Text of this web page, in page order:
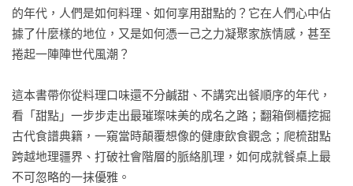
的年代，人們是如何料理、如何享用甜點的？它在人們心中佔
據了什麼樣的地位，又是如何憑一己之力凝聚家族情感，甚至
捲起一陣陣世代風潮？
這本書帶你從料理口味還不分鹹甜、不講究出餐順序的年代，
看「甜點」一步步走出最璀璨味美的成名之路；翻箱倒櫃挖掘
古代食譜典籍，一窺當時顛覆想像的健康飲食觀念；爬梳甜點
跨越地理疆界、打破社會階層的脈絡肌理，如何成就餐桌上最
不可忽略的一抹優雅。